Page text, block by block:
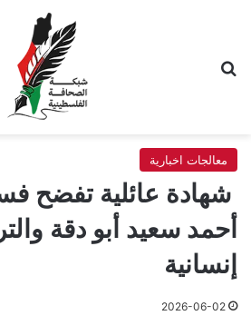
معالجات اخبارية
شهادة عائلية تفضح
أحمد سعيد أبو دقة
إنسانية
2026-06-02